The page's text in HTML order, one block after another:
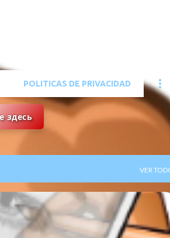
POLITICAS DE PRIVACIDAD
здесь
VER